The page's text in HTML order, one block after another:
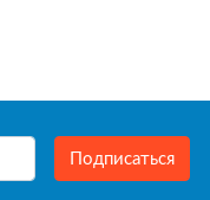
Подписаться